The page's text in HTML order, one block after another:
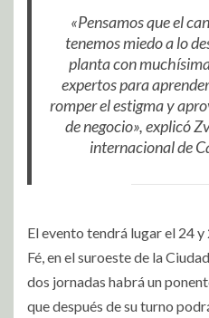
«Pensamos que el
tenemos miedo a lo
planta con
expertos para
romper el estigma y
de negocio», explicó
internacional de
El evento tendrá lugar el 24 y
Fé, en el suroeste de la
dos jornadas habrá un
que después de su turno